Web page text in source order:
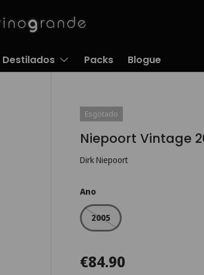
Destilados Packs Blogue
Esgotado
Niepoort Vintage
Dirk Niepoort
Ano
2005
€84.90